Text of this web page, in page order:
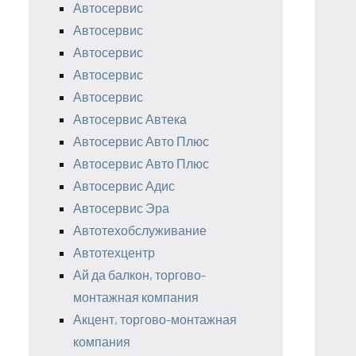
Автосервис
Автосервис
Автосервис
Автосервис
Автосервис
Автосервис Автека
Автосервис Авто Плюс
Автосервис Авто Плюс
Автосервис Адис
Автосервис Эра
Автотехобслуживание
Автотехцентр
Ай да балкон, торгово-
монтажная компания
Акцент, торгово-монтажная
компания